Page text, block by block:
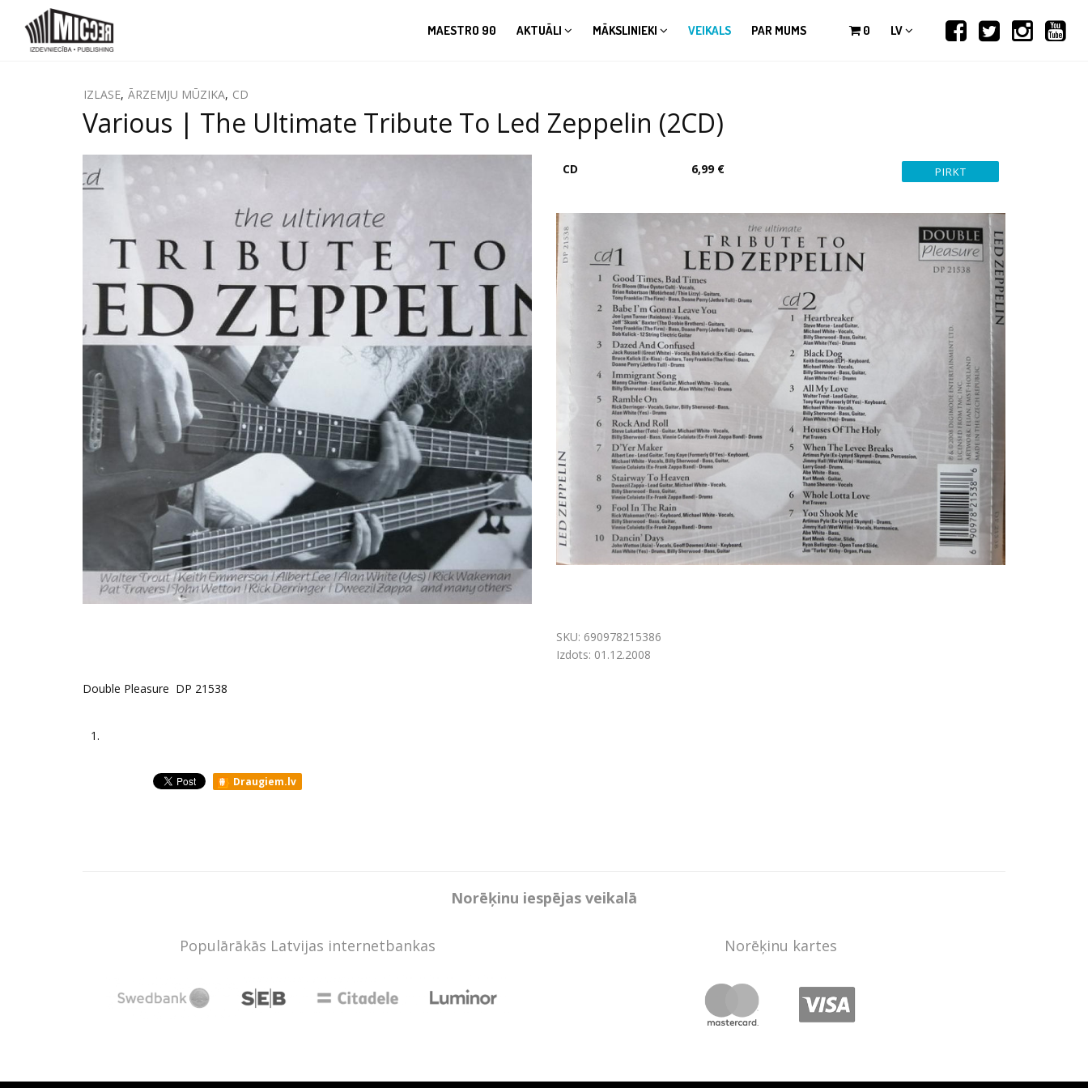
MAESTRO 90 AKTUĀLI MĀKSLINIEKI VEIKALS PAR MUMS 0 LV
IZLASE, ĀRZEMJU MŪZIKA, CD
Various ‎| The Ultimate Tribute To Led Zeppelin (2CD)
CD 6,99 €
SKU: 690978215386
Izdots: 01.12.2008
Double Pleasure DP 21538
1.
Draugiem.lv
Norēķinu iespējas veikalā
Populārākās Latvijas internetbankas Norēķinu kartes